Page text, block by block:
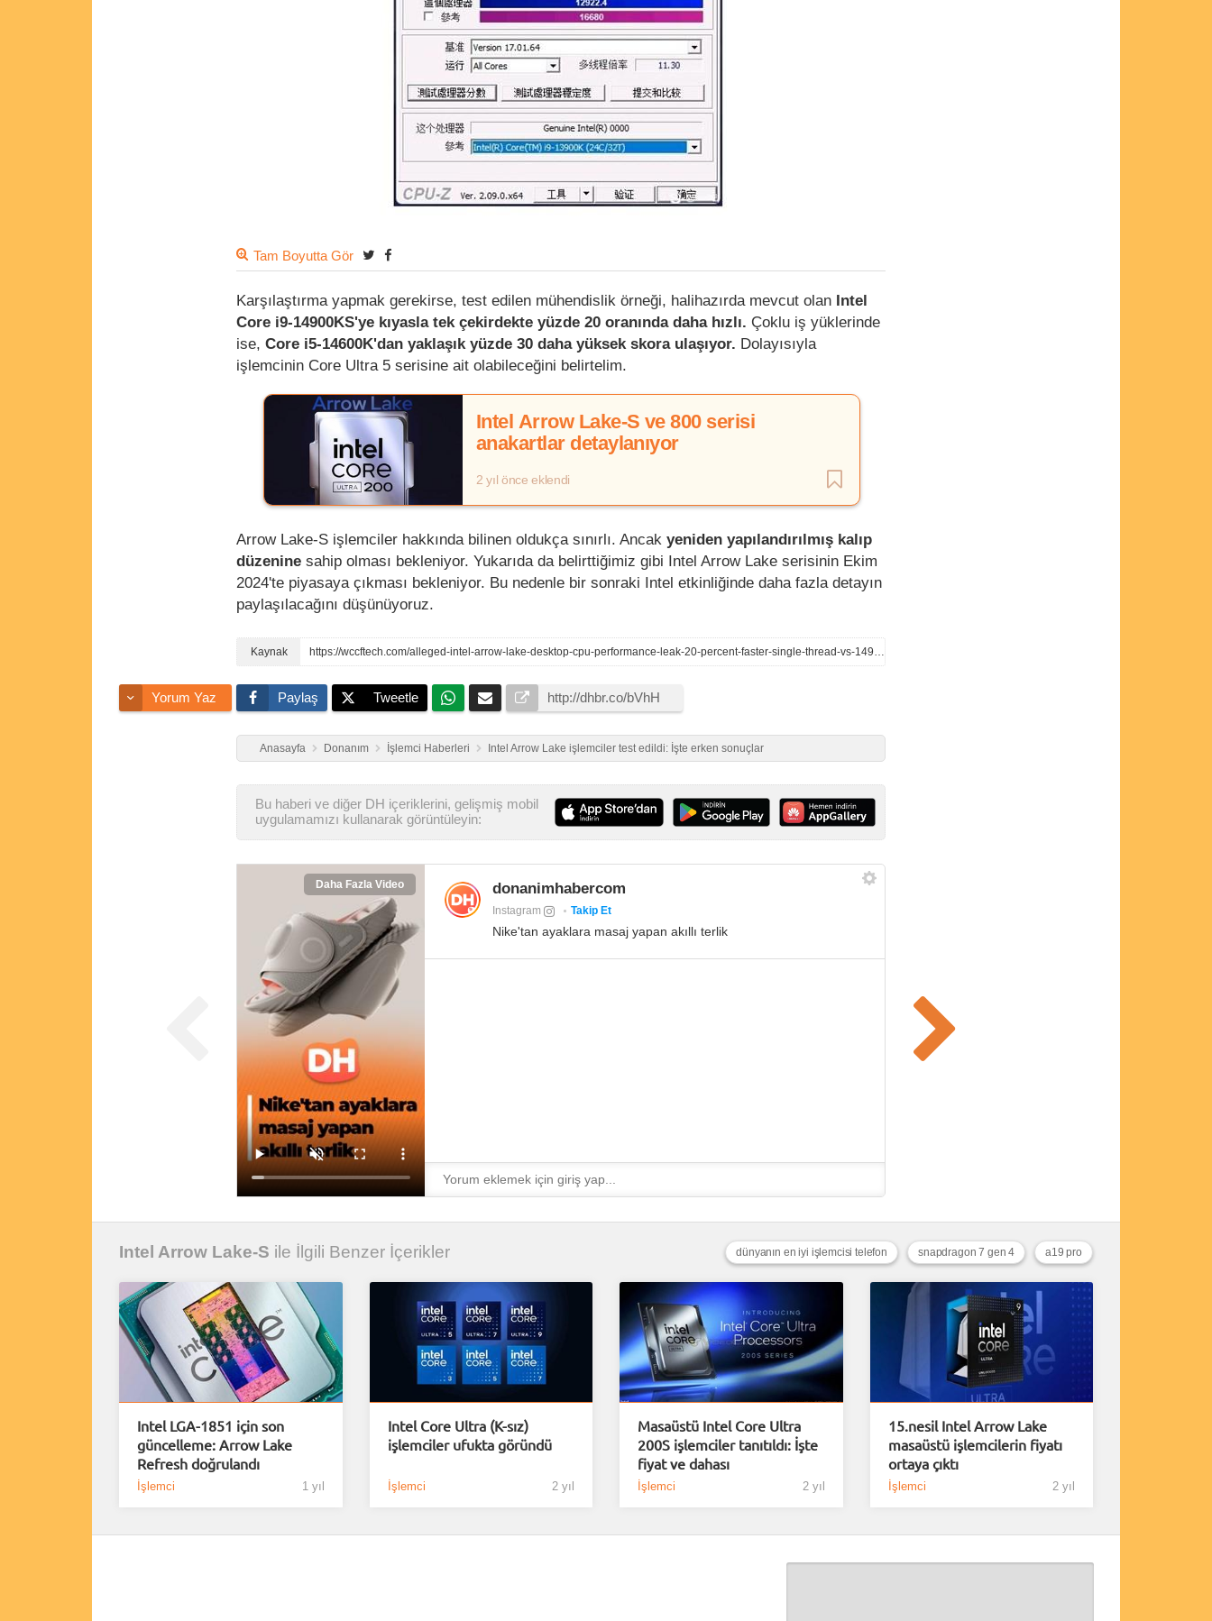
Tam Boyutta Gör
Karşılaştırma yapmak gerekirse, test edilen mühendislik örneği, halihazırda mevcut olan Intel
Core i9-14900KS'ye kıyasla tek çekirdekte yüzde 20 oranında daha hızlı. Çoklu iş yüklerinde
ise, Core i5-14600K'dan yaklaşık yüzde 30 daha yüksek skora ulaşıyor. Dolayısıyla
işlemcinin Core Ultra 5 serisine ait olabileceğini belirtelim.
Intel Arrow Lake-S ve 800 serisi
anakartlar detaylanıyor
2 yıl önce eklendi
Arrow Lake-S işlemciler hakkında bilinen oldukça sınırlı. Ancak yeniden yapılandırılmış kalıp
düzenine sahip olması bekleniyor. Yukarıda da belirttiğimiz gibi Intel Arrow Lake serisinin Ekim
2024'te piyasaya çıkması bekleniyor. Bu nedenle bir sonraki Intel etkinliğinde daha fazla detayın
paylaşılacağını düşünüyoruz.
https://wccftech.com/alleged-intel-arrow-lake-desktop-cpu-performance-leak-20-percent-faster-single-thread-vs-14900ks/
Yorum Yaz Paylaş Tweetle
Anasayfa Donanım İşlemci Haberleri Intel Arrow Lake işlemciler test edildi: İşte erken sonuçlar
Bu haberi ve diğer DH içeriklerini, gelişmiş mobil
uygulamamızı kullanarak görüntüleyin:
Daha Fazla Video donanimhabercom
Instagram Takip Et
Nike'tan ayaklara masaj yapan akıllı terlik
Intel Arrow Lake-S ile İlgili Benzer İçerikler a19 pro
snapdragon 7 gen 4
dünyanın en iyi işlemcisi telefon
Intel LGA-1851 için son
güncelleme: Arrow Lake
Refresh doğrulandı
İşlemci 1 yıl
Intel Core Ultra (K-sız)
işlemciler ufukta göründü
İşlemci 2 yıl
Masaüstü Intel Core Ultra
200S işlemciler tanıtıldı: İşte
fiyat ve dahası
İşlemci 2 yıl
15.nesil Intel Arrow Lake
masaüstü işlemcilerin fiyatı
ortaya çıktı
İşlemci 2 yıl